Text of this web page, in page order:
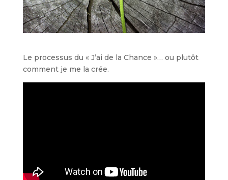
Le processus du « J’ai de la Chance »… ou plutôt
comment je me la crée.